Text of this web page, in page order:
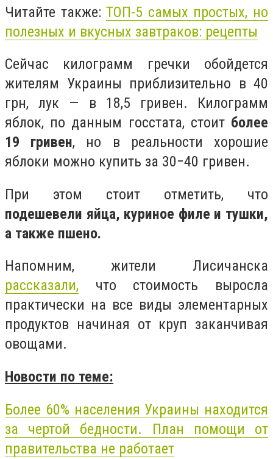
Читайте также:ТОП-5 самых простых, но
полезных и вкусных завтраков: рецепты
Сейчас килограмм гречки обойдется
жителям Украины приблизительно в 40
грн, лук — в 18,5 гривен. Килограмм
яблок, по данным госстата, стоит более
19 гривен, но в реальности хорошие
яблоки можно купить за 30−40 гривен.
При этом стоит отметить, что
подешевели яйца, куриное филе и тушки,
а также пшено.
Напомним, жители Лисичанска
рассказали, что стоимость выросла
практически на все виды элементарных
продуктов начиная от круп заканчивая
овощами.
Новости по теме:
Более 60% населения Украины находится
за чертой бедности. План помощи от
правительства не работает